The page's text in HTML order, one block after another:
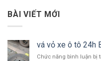
BÀI VIẾT MỚI
vá vỏ xe ô tô 24h
Chức năng bình luận bị